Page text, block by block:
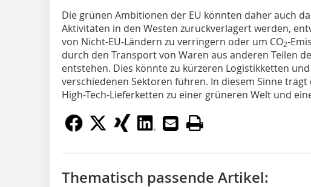
Die grünen Ambitionen der EU könnten daher auch
Aktivitäten in den Westen zurückverlagert werden,
von Nicht-EU-Ländern zu verringern oder um CO2-
durch den Transport von Waren aus anderen Teilen
entstehen. Dies könnte zu kürzeren Logistikketten
verschiedenen Sektoren führen. In diesem Sinne
High-Tech-Lieferketten zu einer grüneren Welt und
Thematisch passende Artikel: